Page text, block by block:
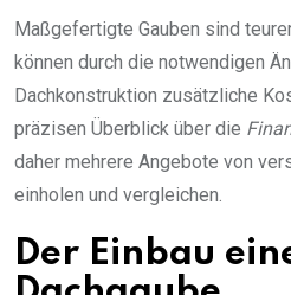
Maßgefertigte Gauben sind
können durch die notwendigen
Dachkonstruktion zusätzliche
präzisen Überblick über die
daher mehrere Angebote von
einholen und vergleichen.
Der Einbau